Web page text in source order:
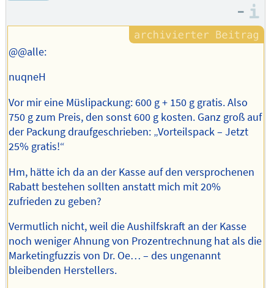
–
@@alle:
nuqneH
Vor mir eine Müslipackung: 600 g + 150 g gratis. Also
750 g zum Preis, den sonst 600 g kosten. Ganz groß auf
der Packung draufgeschrieben: „Vorteilspack – Jetzt
25% gratis!“
Hm, hätte ich da an der Kasse auf den versprochenen
Rabatt bestehen sollten anstatt mich mit 20%
zufrieden zu geben?
Vermutlich nicht, weil die Aushilfskraft an der Kasse
noch weniger Ahnung von Prozentrechnung hat als die
Marketingfuzzis von Dr. Oe… – des ungenannt
bleibenden Herstellers.